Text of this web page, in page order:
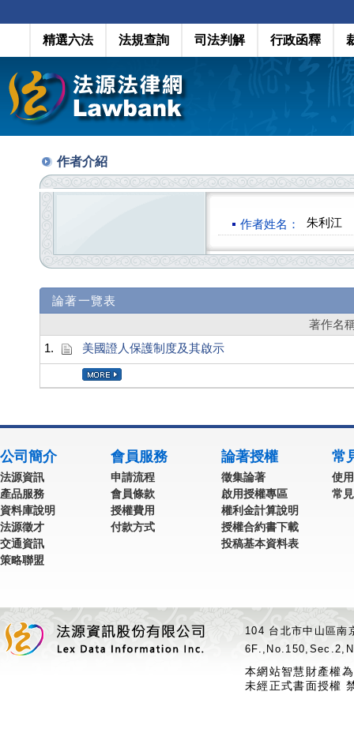
精選六法 法規查詢 司法判解 行政函釋
作者介紹
作者姓名： 朱利江
論著一覽表
著作名
1.
美國證人保護制度及其啟示
公司簡介
法源資訊
產品服務
資料庫說明
法源徵才
交通資訊
策略聯盟
會員服務
申請流程
會員條款
授權費用
付款方式
論著授權
徵集論著
啟用授權專區
權利金計算說明
授權合約書下載
投稿基本資料表
常
使
常
104 台北市中山區
本網站智慧財產權
未經正式書面授權